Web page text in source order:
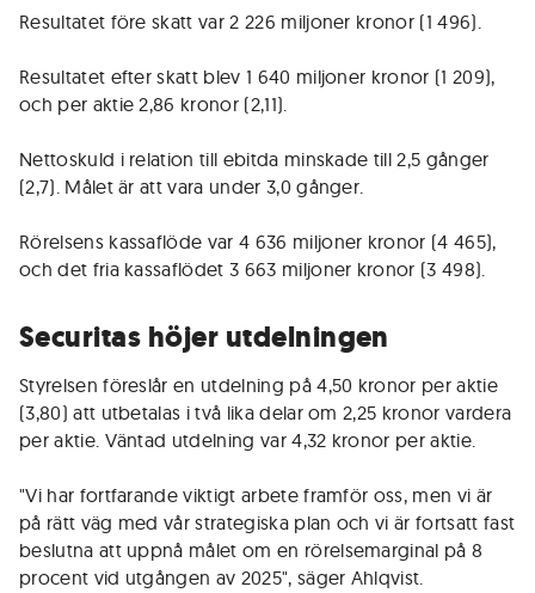
Resultatet före skatt var 2 226 miljoner kronor (1 496).
Resultatet efter skatt blev 1 640 miljoner kronor (1 209),
och per aktie 2,86 kronor (2,11).
Nettoskuld i relation till ebitda minskade till 2,5 gånger
(2,7). Målet är att vara under 3,0 gånger.
Rörelsens kassaflöde var 4 636 miljoner kronor (4 465),
och det fria kassaflödet 3 663 miljoner kronor (3 498).
Securitas höjer utdelningen
Styrelsen föreslår en utdelning på 4,50 kronor per aktie
(3,80) att utbetalas i två lika delar om 2,25 kronor vardera
per aktie. Väntad utdelning var 4,32 kronor per aktie.
"Vi har fortfarande viktigt arbete framför oss, men vi är
på rätt väg med vår strategiska plan och vi är fortsatt fast
beslutna att uppnå målet om en rörelsemarginal på 8
procent vid utgången av 2025", säger Ahlqvist.